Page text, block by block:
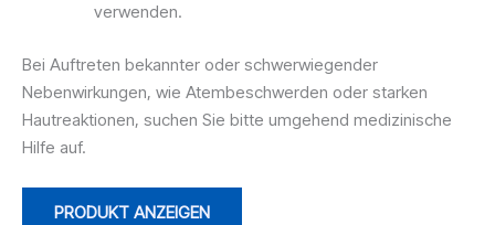
verwenden.
Bei Auftreten bekannter oder schwerwiegender
Nebenwirkungen, wie Atembeschwerden oder starken
Hautreaktionen, suchen Sie bitte umgehend medizinische
Hilfe auf.
PRODUKT ANZEIGEN